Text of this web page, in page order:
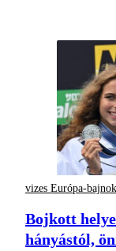
vizes Európa-
Bojkott
hányástól,